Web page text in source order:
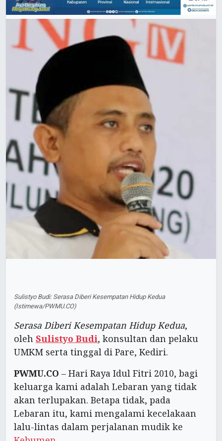
Sulistyo Budi: Serasa Diberi Kesempatan Hidup Kedua
(Istimewa/PWMU.CO)
Serasa Diberi Kesempatan Hidup Kedua,
oleh Sulistyo Budi, konsultan dan pelaku
UMKM serta tinggal di Pare, Kediri.
PWMU.CO – Hari Raya Idul Fitri 2010, bagi
keluarga kami adalah Lebaran yang tidak
akan terlupakan. Betapa tidak, pada
Lebaran itu, kami mengalami kecelakaan
lalu-lintas dalam perjalanan mudik ke